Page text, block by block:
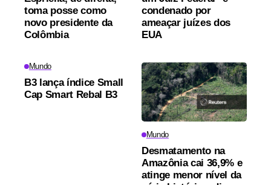
toma posse como
novo presidente da
Colômbia
condenado por
ameaçar juízes dos
EUA
Mundo
B3 lança índice Small
Cap Smart Rebal B3
Mundo
Desmatamento na
Amazônia cai 36,9% e
atinge menor nível da